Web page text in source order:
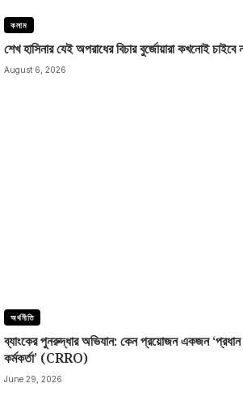
কলাম
শেখ হাসিনার যেই অপরাধের বিচার বুর্জোয়ারা কখনোই চাইবে
August 6, 2026
অর্থনীতি
ব্যাংকের পুনরুদ্ধার অভিযান: কেন প্রয়োজন একজন
কর্মকর্তা’ (CRRO)
June 29, 2026